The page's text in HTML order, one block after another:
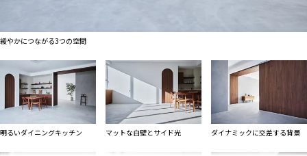
すべての選択肢からスタジオを探す
お気に入り
特集
[R]studioについて
お知らせ
緩やかにつながる3つの空間
明るいダイニングキッチン マットな白壁とサイド光 ダイナミックに交差する背景